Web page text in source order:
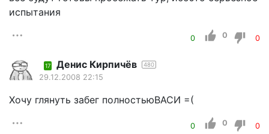
испытания
0 0 0
17 Денис Кирпичёв 480
29.12.2008 22:15
Хочу глянуть забег полностьюВАСИ =(
0 0 0